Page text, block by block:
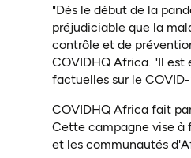
"Dès le début de la
préjudiciable que la
contrôle et de
COVIDHQ Africa. "Il
factuelles sur le
COVIDHQ Africa fait
Cette campagne vise à
et les communautés